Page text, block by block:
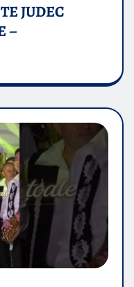
JUDEC
–